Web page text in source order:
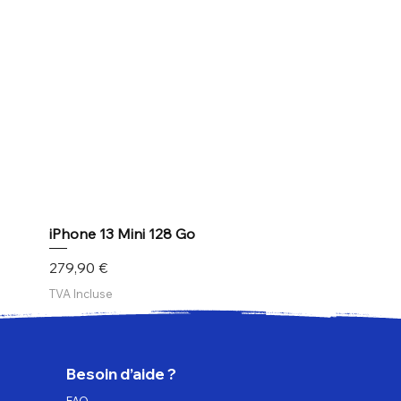
iPhone 13 Mini 128 Go
Prix
279,90 €
TVA Incluse
Besoin d’aide ?